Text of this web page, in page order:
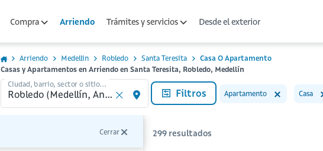
Compra Arriendo Trámites y servicios Desde el exterior
Arriendo Medellin Robledo Santa Teresita
Casa O Apartamento
Casas y Apartamentos en Arriendo en Santa Teresita, Robledo, Medellín
Ciudad, barrio, sector o sitio...
Filtros Apartamento Casa
Cerrar 299 resultados